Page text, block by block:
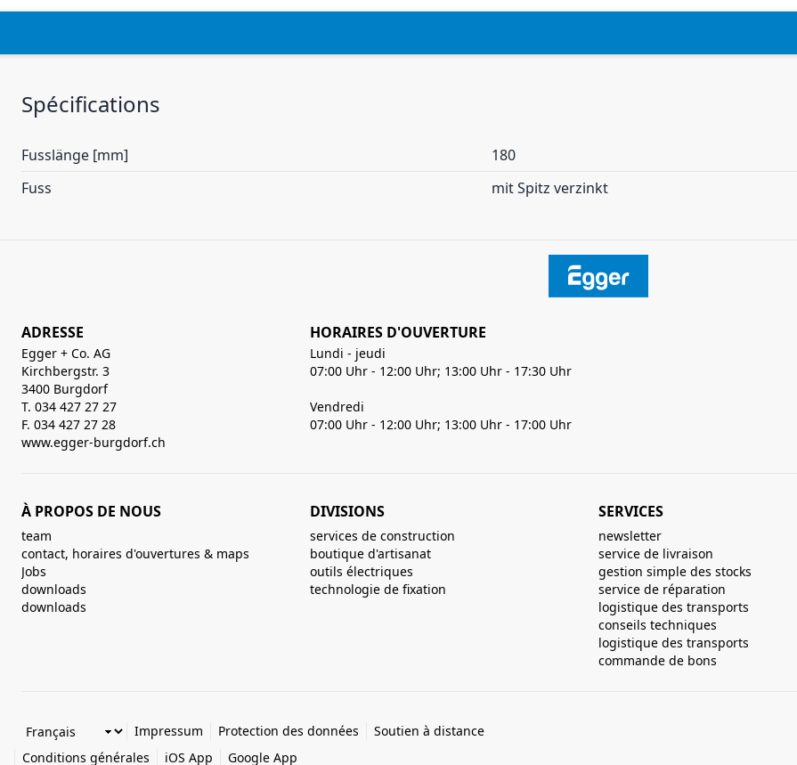
Spécifications
Fusslänge [mm]
180
Fuss
mit Spitz verzinkt
ADRESSE
Egger + Co. AG
Kirchbergstr. 3
3400 Burgdorf
T. 034 427 27 27
F. 034 427 27 28
www.egger-burgdorf.ch
HORAIRES D'OUVERTURE
Lundi - jeudi
07:00 Uhr - 12:00 Uhr; 13:00 Uhr - 17:30 Uhr
Vendredi
07:00 Uhr - 12:00 Uhr; 13:00 Uhr - 17:00 Uhr
À PROPOS DE NOUS
team
contact, horaires d'ouvertures & maps
Jobs
downloads
downloads
DIVISIONS
services de construction
boutique d'artisanat
outils électriques
technologie de fixation
SERVICES
newsletter
service de livraison
gestion simple des stocks
service de réparation
logistique des transports
conseils techniques
logistique des transports
commande de bons
Impressum Protection des données
Soutien à distance
Conditions générales
iOS App Google App